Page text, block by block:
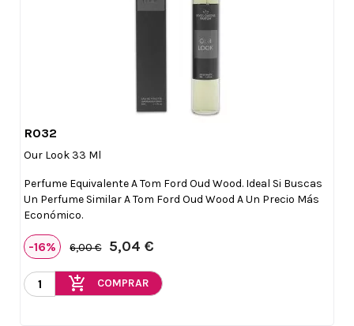
R032
Our Look 33 Ml
Perfume Equivalente A Tom Ford Oud Wood. Ideal Si Buscas
Un Perfume Similar A Tom Ford Oud Wood A Un Precio Más
Económico.
-16% 6,00 € 5,04 €
add_shopping_cart COMPRAR